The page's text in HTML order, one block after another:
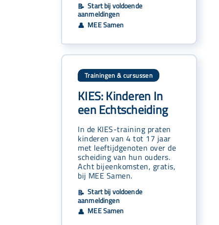
📝 Start bij voldoende
aanmeldingen
👤 MEE Samen
Trainingen & cursussen
KIES: Kinderen In
een Echtscheiding
In de KIES-training praten
kinderen van 4 tot 17 jaar
met leeftijdgenoten over de
scheiding van hun ouders.
Acht bijeenkomsten, gratis,
bij MEE Samen.
📝 Start bij voldoende
aanmeldingen
👤 MEE Samen